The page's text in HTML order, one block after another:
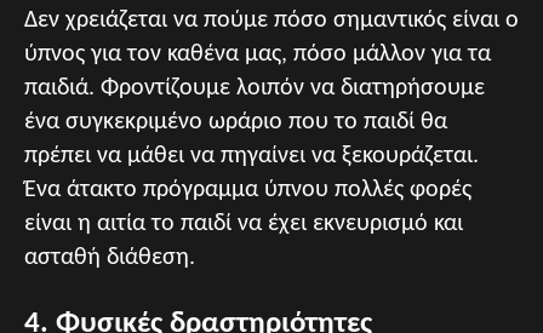
Δεν χρειάζεται να πούμε πόσο σημαντικός είναι ο
ύπνος για τον καθένα μας, πόσο μάλλον για τα
παιδιά. Φροντίζουμε λοιπόν να διατηρήσουμε
ένα συγκεκριμένο ωράριο που το παιδί θα
πρέπει να μάθει να πηγαίνει να ξεκουράζεται.
Ένα άτακτο πρόγραμμα ύπνου πολλές φορές
είναι η αιτία το παιδί να έχει εκνευρισμό και
ασταθή διάθεση.
4. Φυσικές δραστηριότητες